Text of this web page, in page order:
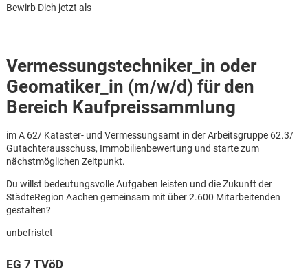
Bewirb Dich jetzt als
Vermessungstechniker_in oder
Geomatiker_in (m/w/d) für den
Bereich Kaufpreissammlung
im A 62/ Kataster- und Vermessungsamt in der Arbeitsgruppe 62.3/
Gutachterausschuss, Immobilienbewertung und starte zum
nächstmöglichen Zeitpunkt.
Du willst bedeutungsvolle Aufgaben leisten und die Zukunft der
StädteRegion Aachen gemeinsam mit über 2.600 Mitarbeitenden
gestalten?
unbefristet
EG 7 TVöD